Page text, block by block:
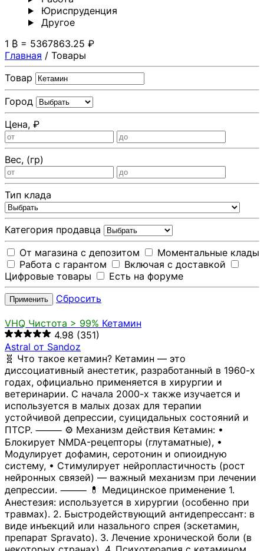
Юриспруденция
Другoе
1 ₿ = 5367863.25 ₽
Главная / Товары
Товар
Город
Цена, ₽
Вес, (гр)
Тип клада
Категория продавца
От магазина с депозитом
Моментальные клады
Работа с гарантом
Включая с доставкой
Цифровые товары
Есть на форуме
Применить Сбросить
VHQ Чистота > 99% Кетамин
4.98 (351)
Astral от Sandoz
🧬 Что такое кетамин? Кетамин — это
диссоциативный анестетик, разработанный в 1960-х
годах, официально применяется в хирургии и
ветеринарии. С начала 2000-х также изучается и
используется в малых дозах для терапии
устойчивой депрессии, суицидальных состояний и
ПТСР. ⸻ ⚙️ Механизм действия Кетамин: •
Блокирует NMDA-рецепторы (глутаматные), •
Модулирует дофамин, серотонин и опиоидную
систему, • Стимулирует нейропластичность (рост
нейронных связей) — важный механизм при лечении
депрессии. ⸻ 💊 Медицинское применение 1.
Анестезия: используется в хирургии (особенно при
травмах). 2. Быстродействующий антидепрессант: в
виде инъекций или назального спрея (эскетамин,
препарат Spravato). 3. Лечение хронической боли (в